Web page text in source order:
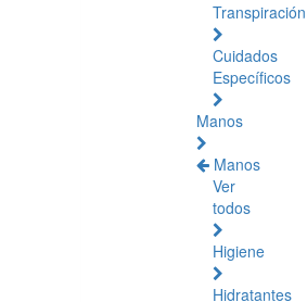
Transpiración
Cuidados
Específicos
Manos
Manos
Ver
todos
Higiene
Hidratantes